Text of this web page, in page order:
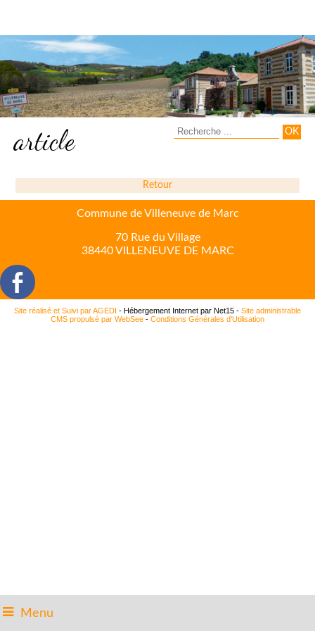
Menu
article
Retour
Commune de Villeneuve de Marc
70 Rue du Village
38440 VILLENEUVE DE MARC
Site réalisé et Suivi par AGEDI - Hébergement Internet par Net15 - Site administrable
CMS propulsé par WebSee - Conditions Générales d'Utilisation